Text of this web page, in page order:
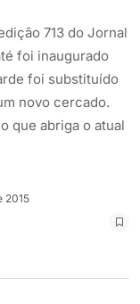
713 do Jornal
foi inaugurado
foi substituído
novo cercado.
que abriga o atual
2015